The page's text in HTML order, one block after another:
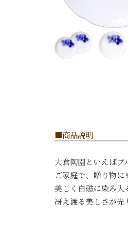
■商品説明
大倉陶園といえば
ご家庭で、贈り物
美しく白磁に染み入
冴え渡る美しさが光